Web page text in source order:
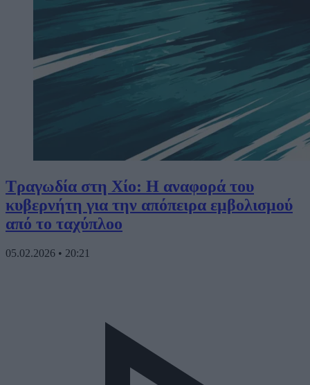
Τραγωδία στη Χίο: Η αναφορά του
κυβερνήτη για την απόπειρα εμβολισμού
από το ταχύπλοο
05.02.2026 • 20:21